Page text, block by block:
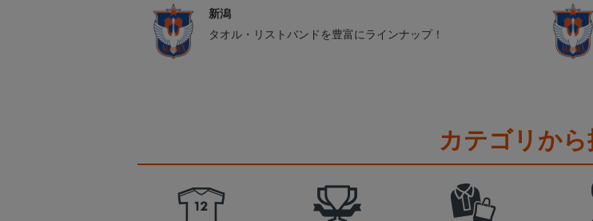
新潟
タオル・リストバンドを豊富にラインナップ！
カテゴリから